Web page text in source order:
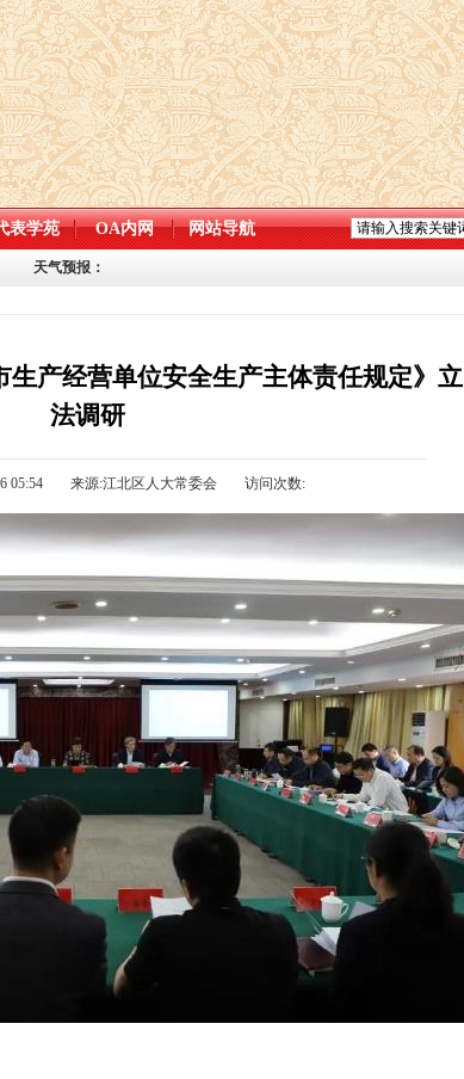
表学苑 OA内网 网站导航
天气预报：
产经营单位安全生产主体责任规定》立
法调研
05:54 来源:江北区人大常委会 访问次数: